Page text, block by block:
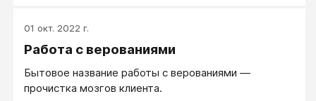
01 окт. 2022 г.
Работа с верованиями
Бытовое название работы с верованиями —
прочистка мозгов клиента.